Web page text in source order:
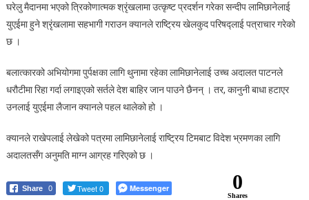
राखेपलाई
क्यानको
घरेलु मैदानमा भएको त्रिकोणात्मक श्रृंखलामा उत्कृष्ट प्रदर्शन गरेका सन्दीप लामिछानेलाई
युएईमा हुने श्रृंखलामा सहभागी गराउन क्यानले राष्ट्रिय खेलकुद परिषद्लाई पत्राचार गरेको
छ ।
बलात्कारको अभियोगमा पुर्पक्षका लागि थुनामा रहेका लामिछानेलाई उच्च अदालत पाटनले
धरौटीमा रिहा गर्दा लगाइएको सर्तले देश बाहिर जान पाउने छैनन् । तर, कानुनी बाधा हटाएर
उनलाई युएईमा लैजान क्यानले पहल थालेको हो ।
क्यानले राखेपलाई लेखेको पत्रमा लामिछानेलाई राष्ट्रिय टिमबाट विदेश भ्रमणका लागि
अदालतसँग अनुमति माग्न आग्रह गरिएको छ ।
Share 0 Tweet 0 Messenger 0
Shares